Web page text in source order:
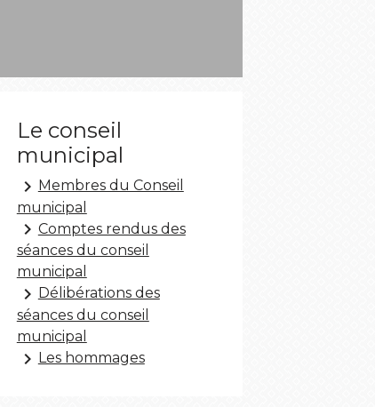
Le conseil
municipal
keyboard_arrow_rightMembres du Conseil
municipal
keyboard_arrow_rightComptes rendus des
séances du conseil
municipal
keyboard_arrow_rightDélibérations des
séances du conseil
municipal
keyboard_arrow_rightLes hommages